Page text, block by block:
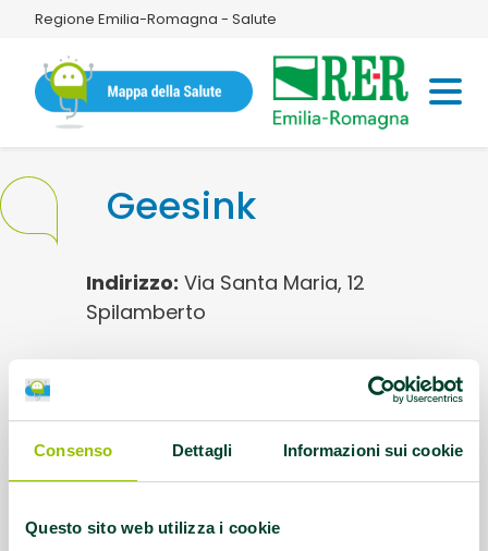
Consenso Dettagli Informazioni sui cookie
Questo sito web utilizza i cookie
Regione Emilia-Romagna - Salute
Geesink
Indirizzo: Via Santa Maria, 12
Spilamberto
Arti marziali/Judo
Contatti:360217459 info@geesinkdue.it
Servizio rivolto a:Disabilità
motorie/intellettive